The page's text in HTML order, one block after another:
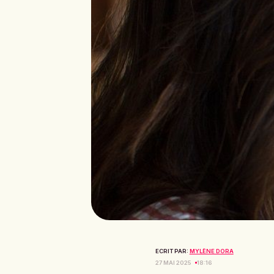
ECRIT PAR: MYLÈNE DORA
27 MAI 2025
18:16